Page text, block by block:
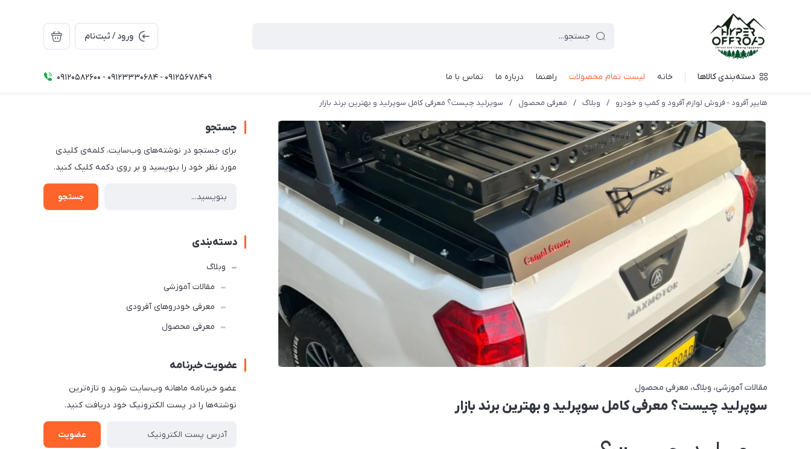
ورود / ثبت‌نام
دسته‌بندی کالاها خانه لیست تمام محصولات راهنما درباره ما تماس با ما 09120582600 - 09123330684 - 09125678409
هایپر آفرود - فروش لوازم آفرود و کمپ و خودرو / وبلاگ / معرفی محصول / سوپرلید چیست؟ معرفی کامل سوپرلید و بهترین برند بازار
مقالات آموزشی وبلاگ معرفی محصول
سوپرلید چیست؟ معرفی کامل سوپرلید و بهترین برند بازار
جستجو
برای جستجو در نوشته‌های وب‌سایت، کلمه‌ی کلیدی
مورد نظر خود را بنویسید و بر روی دکمه کلیک کنید.
جستجو
دسته‌بندی
وبلاگ
مقالات آموزشی
معرفی خودروهای آفرودی
معرفی محصول
عضویت خبرنامه
عضو خبرنامه ماهانه وب‌سایت شوید و تازه‌ترین
نوشته‌ها را در پست الکترونیک خود دریافت کنید.
عضویت